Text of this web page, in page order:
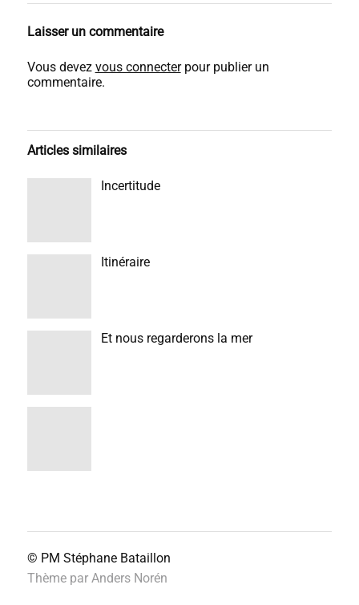
Laisser un commentaire
Vous devez vous connecterpour publier un
commentaire.
Articles similaires
Incertitude
Itinéraire
Et nous regarderons la mer
© PM Stéphane Bataillon
Thème par Anders Norén